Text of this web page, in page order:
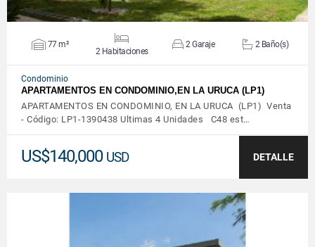
77 m²
2 Habitaciones
2 Garaje 2 Baño(s)
Condominio
APARTAMENTOS EN CONDOMINIO,EN LA URUCA (LP1)
APARTAMENTOS EN CONDOMINIO, EN LA URUCA (LP1) Venta
- Código: LP1-1390438 Ultimas 4 Unidades C48 est…
US$140,000 USD DETALLE